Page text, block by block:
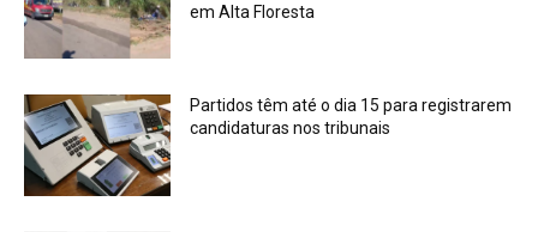
em Alta Floresta
Partidos têm até o dia 15 para registrarem
candidaturas nos tribunais